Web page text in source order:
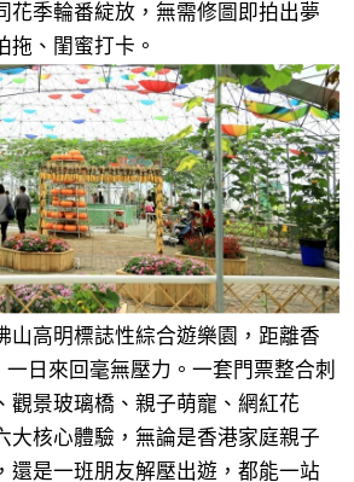
花季輪番綻放，無需修圖即拍出夢
拖、閨蜜打卡。
山高明標誌性綜合遊樂園，距離香
日來回毫無壓力。一套門票整合刺
觀景玻璃橋、親子萌寵、網紅花
大核心體驗，無論是香港家庭親子
還是一班朋友解壓出遊，都能一站